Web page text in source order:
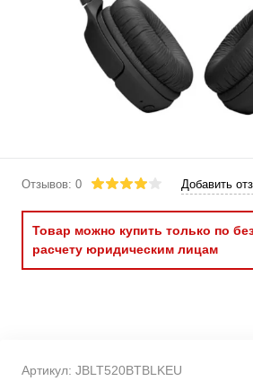
Отзывов: 0 Добавить
Товар можно купить только по
расчету юридическим лицам
Артикул: JBLT520BTBLKEU